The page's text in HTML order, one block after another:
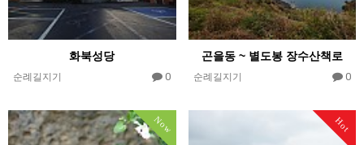
화북성당
순례길지기 0
곤을동 ~ 별도봉 장수산책로
순례길지기 0
Now Hot